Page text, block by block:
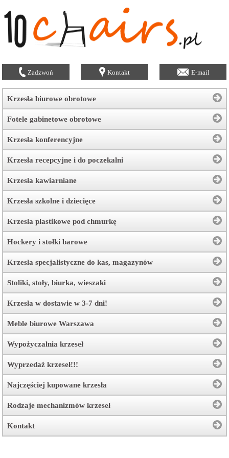
Zadzwoń Kontakt E-mail
Krzesła biurowe obrotowe
Fotele gabinetowe obrotowe
Krzesła konferencyjne
Krzesła recepcyjne i do poczekalni
Krzesła kawiarniane
Krzesła szkolne i dziecięce
Krzesła plastikowe pod chmurkę
Hockery i stołki barowe
Krzesła specjalistyczne do kas, magazynów
Stoliki, stoły, biurka, wieszaki
Krzesła w dostawie w 3-7 dni!
Meble biurowe Warszawa
Wypożyczalnia krzeseł
Wyprzedaż krzeseł!!!
Najczęściej kupowane krzesła
Rodzaje mechanizmów krzeseł
Kontakt